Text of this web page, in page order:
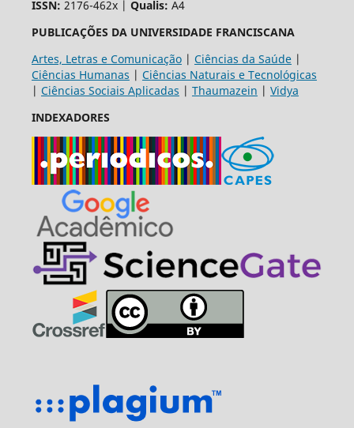
ISSN: 2176-462x | Qualis: A4
PUBLICAÇÕES DA UNIVERSIDADE FRANCISCANA
Artes, Letras e Comunicação| Ciências da Saúde|
Ciências Humanas | Ciências Naturais e Tecnológicas
| Ciências Sociais Aplicadas | Thaumazein | Vidya
INDEXADORES